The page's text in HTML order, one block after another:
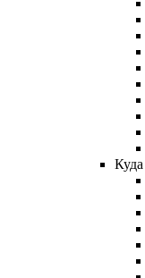
Куда